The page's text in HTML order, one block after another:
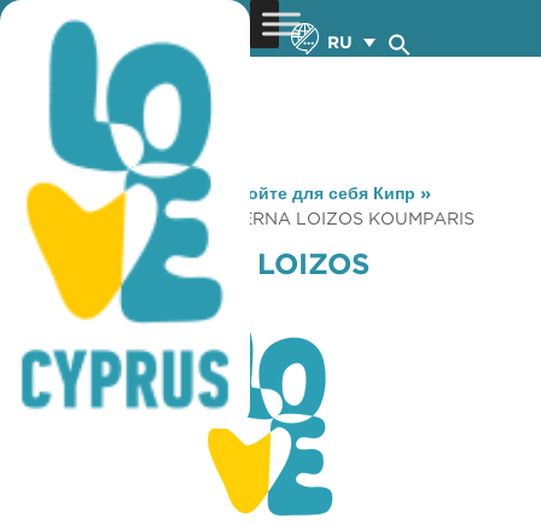
RU
You are here: Home »Откройте для себя Кипр »
Gastronomy
» PSAROTAVERNA LOIZOS KOUMPARIS
PSAROTAVERNA LOIZOS
KOUMPARIS